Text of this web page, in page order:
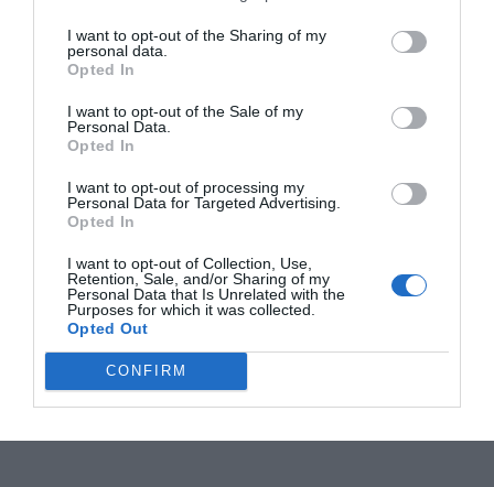
I want to opt-out of the Sharing of my
personal data.
Opted In
I want to opt-out of the Sale of my
Personal Data.
Opted In
I want to opt-out of processing my
Personal Data for Targeted Advertising.
Opted In
I want to opt-out of Collection, Use,
Retention, Sale, and/or Sharing of my
Personal Data that Is Unrelated with the
Purposes for which it was collected.
Opted Out
CONFIRM